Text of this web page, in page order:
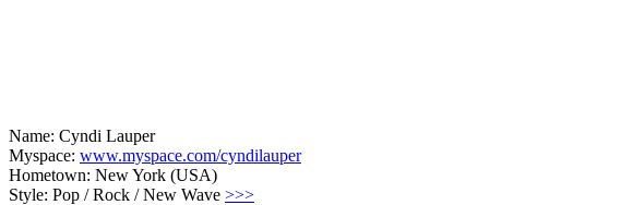
Name: Cyndi Lauper
Myspace: www.myspace.com/cyndilauper
Hometown: New York (USA)
Style: Pop / Rock / New Wave >>>